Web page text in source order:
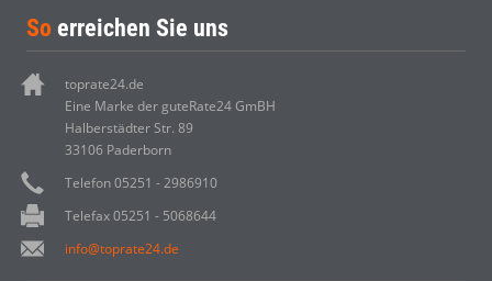
So erreichen Sie uns
toprate24.de
Eine Marke der guteRate24 GmBH
Halberstädter Str. 89
33106 Paderborn
Telefon 05251 - 2986910
Telefax 05251 - 5068644
info@toprate24.de